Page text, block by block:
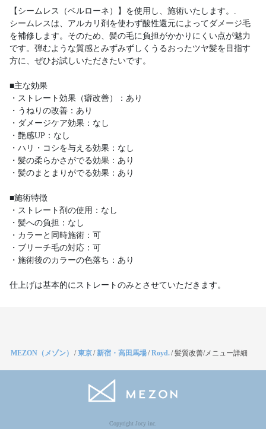
【シームレス（ベルローネ）】を使用し、施術いたします。.
シームレスは、アルカリ剤を使わず酸性還元によってダメージ毛
を補修します。そのため、髪の毛に負担がかかりにくい点が魅力
です。弾むような質感とみずみずしくうるおったツヤ髪を目指す
方に、ぜひお試しいただきたいです。
■主な効果
・ストレート効果（癖改善）：あり
・うねりの改善：あり
・ダメージケア効果：なし
・艶感UP：なし
・ハリ・コシを与える効果：なし
・髪の柔らかさがでる効果：あり
・髪のまとまりがでる効果：あり
■施術特徴
・ストレート剤の使用：なし
・髪への負担：なし
・カラーと同時施術：可
・ブリーチ毛の対応：可
・施術後のカラーの色落ち：あり
仕上げは基本的にストレートのみとさせていただきます。
MEZON（メゾン） /東京/新宿・高田馬場/Royd./髪質改善/メニュー詳細
Copyright Jocy inc.